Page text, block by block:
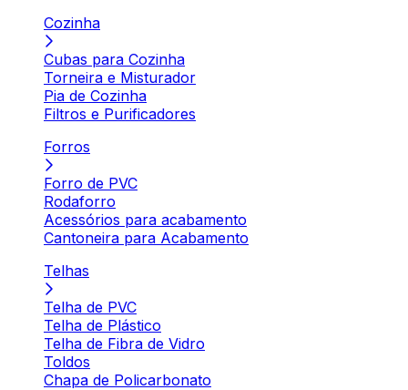
Cozinha
Cubas para Cozinha
Torneira e Misturador
Pia de Cozinha
Filtros e Purificadores
Forros
Forro de PVC
Rodaforro
Acessórios para acabamento
Cantoneira para Acabamento
Telhas
Telha de PVC
Telha de Plástico
Telha de Fibra de Vidro
Toldos
Chapa de Policarbonato